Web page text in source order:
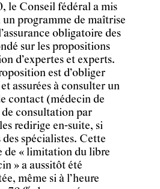
le Conseil fédéral a mis
programme de maîtrise
obligatoire des
sur les propositions
d’expertes et experts.
est d’obliger
assurées à consulter un
contact (médecin de
consultation par
redirige en-suite, si
des spécialistes. Cette
de « limitation du libre
» a aussitôt été
même si à l’heure